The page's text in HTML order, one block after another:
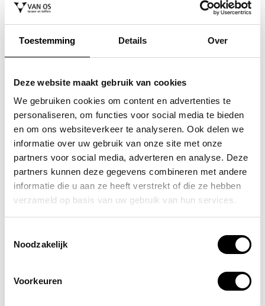
Toestemming Details Over
Deze website maakt gebruik van cookies
We gebruiken cookies om content en advertenties te
personaliseren, om functies voor social media te bieden
en om ons websiteverkeer te analyseren. Ook delen we
informatie over uw gebruik van onze site met onze
partners voor social media, adverteren en analyse. Deze
partners kunnen deze gegevens combineren met andere
informatie die u aan ze heeft verstrekt of die ze hebben
verzameld op basis van uw gebruik van hun services.
Noodzakelijk
Voorkeuren
grote schoudertas /
handtas dames birina
49,95
grote schoudertas /
handtas dames birina
49,95
POPULAIRE EN BEST VERKOCHT